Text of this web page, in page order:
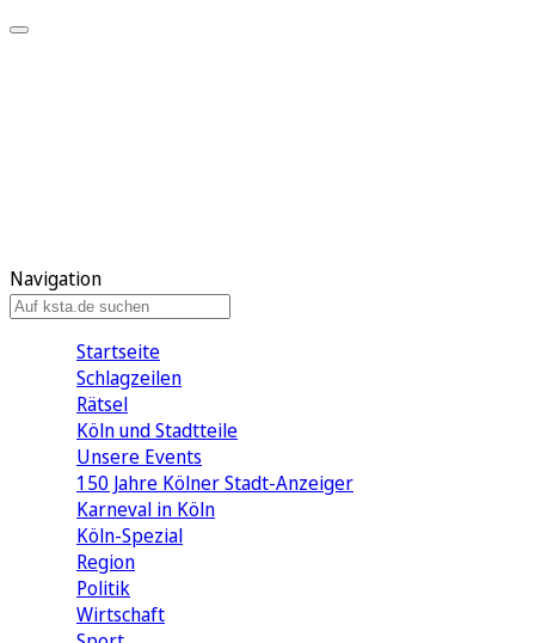
Navigation
Startseite
Schlagzeilen
Rätsel
Köln und Stadtteile
Unsere Events
150 Jahre Kölner Stadt-Anzeiger
Karneval in Köln
Köln-Spezial
Region
Politik
Wirtschaft